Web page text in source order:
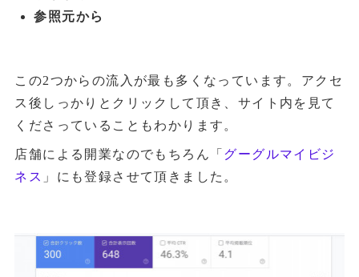
参照元から
この2つからの流入が最も多くなっています。アクセ
ス後しっかりとクリックして頂き、サイト内を見て
くださっていることもわかります。
店舗による開業なのでもちろん「 グーグルマイビジ
ネス 」にも登録させて頂きました。